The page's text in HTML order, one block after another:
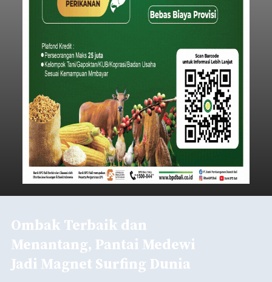
Ombak Terbaik dan
Menantang, Pantai Medewi
Jadi Magnet Surfing Dunia